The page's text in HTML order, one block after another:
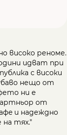
високо реноме.
идват при
с високи
нещо от
ни е
от
и надеждно
на тях."